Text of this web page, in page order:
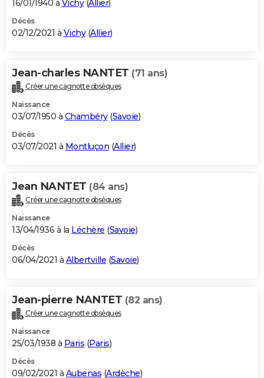
16/01/1940 à Vichy(Allier)
Décès
02/12/2021 à Vichy(Allier)
Jean-charles NANTET (71 ans)
Créer une cagnotte obsèques
Naissance
03/07/1950 à Chambéry(Savoie)
Décès
03/07/2021 à Montluçon (Allier)
Jean NANTET (84 ans)
Créer une cagnotte obsèques
Naissance
13/04/1936 à la Léchère (Savoie)
Décès
06/04/2021 à Albertville (Savoie)
Jean-pierre NANTET (82 ans)
Créer une cagnotte obsèques
Naissance
25/03/1938 à Paris (Paris)
Décès
09/02/2021 à Aubenas (Ardèche)